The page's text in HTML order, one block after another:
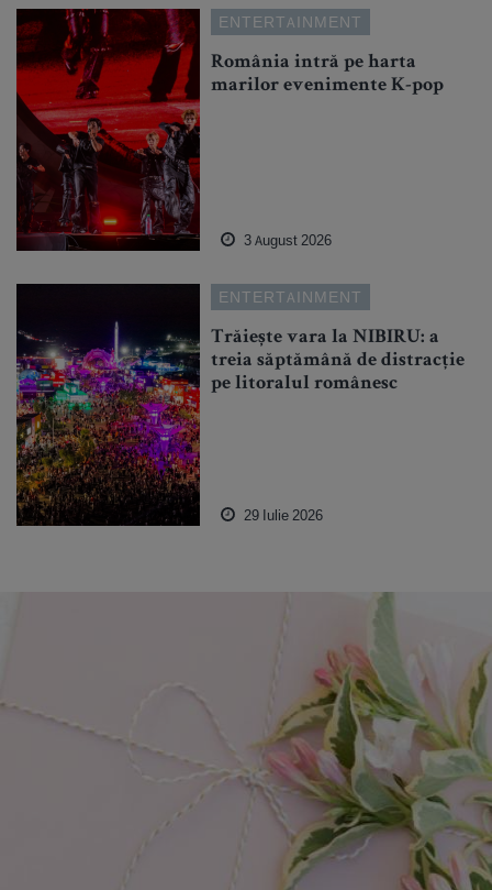
ENTERTAINMENT
România intră pe harta
marilor evenimente K-pop
3 August 2026
ENTERTAINMENT
Trăiește vara la NIBIRU: a
treia săptămână de distracție
pe litoralul românesc
29 Iulie 2026